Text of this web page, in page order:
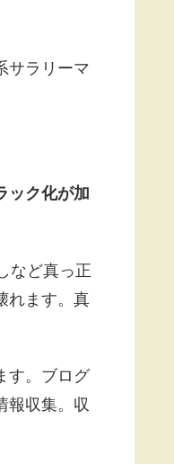
サラリーマ
ック化が加
など真っ正
れます。真
す。ブログ
報収集。収